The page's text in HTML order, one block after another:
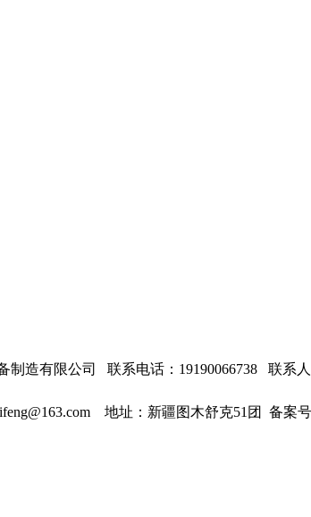
制造有限公司 联系电话： 19190066738 联系
地址：新疆图木舒克51团 备案